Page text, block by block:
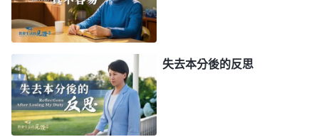
于盡什麽本分很光彩、很風光，讓人高看、讓人羡
慕，這有用嗎？這不是神的稱許，也不是神的賞賜。
所以，不管盡什麽本分只是暫時的，不是永遠的。人
最終能否蒙拯救不是根據人盡什麽本分，而是根據人
是否明白真理、得着真理，最終能否絶對順服神、任
失去本分後的反思